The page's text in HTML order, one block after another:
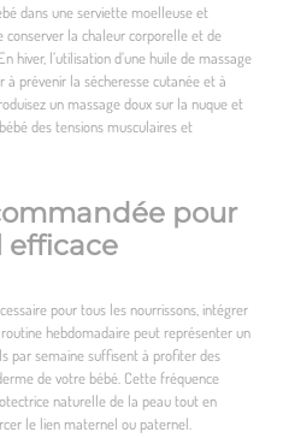
dans une serviette moelleuse et
la chaleur corporelle et de
hiver, l’utilisation d’une huile de massage
à prévenir la sécheresse cutanée et à
un massage doux sur la nuque et
des tensions musculaires et
pour
efficace
pour tous les nourrissons, intégrer
hebdomadaire peut représenter un
par semaine suffisent à profiter des
de votre bébé. Cette fréquence
naturelle de la peau tout en
le lien maternel ou paternel.